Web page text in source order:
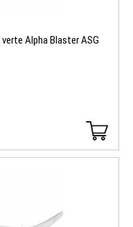
Alpha Blaster ASG